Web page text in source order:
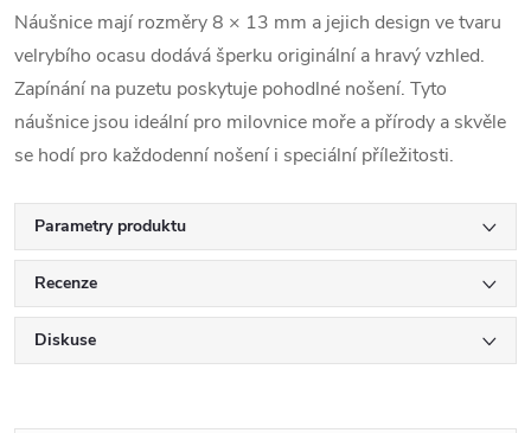
Náušnice mají rozměry 8 × 13 mm a jejich design ve tvaru
velrybího ocasu dodává šperku originální a hravý vzhled.
Zapínání na puzetu poskytuje pohodlné nošení. Tyto
náušnice jsou ideální pro milovnice moře a přírody a skvěle
se hodí pro každodenní nošení i speciální příležitosti.
Parametry produktu
Recenze
Diskuse